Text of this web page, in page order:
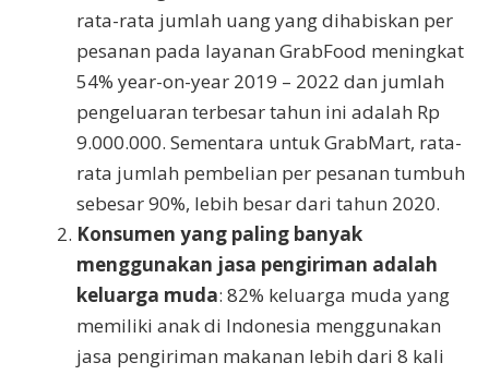
rata-rata jumlah uang yang dihabiskan per
pesanan pada layanan GrabFood meningkat
54% year-on-year 2019 – 2022 dan jumlah
pengeluaran terbesar tahun ini adalah Rp
9.000.000. Sementara untuk GrabMart, rata-
rata jumlah pembelian per pesanan tumbuh
sebesar 90%, lebih besar dari tahun 2020.
Konsumen yang paling banyak
menggunakan jasa pengiriman adalah
keluarga muda: 82% keluarga muda yang
memiliki anak di Indonesia menggunakan
jasa pengiriman makanan lebih dari 8 kali